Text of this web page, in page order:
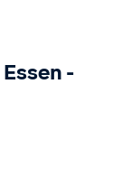
Essen -